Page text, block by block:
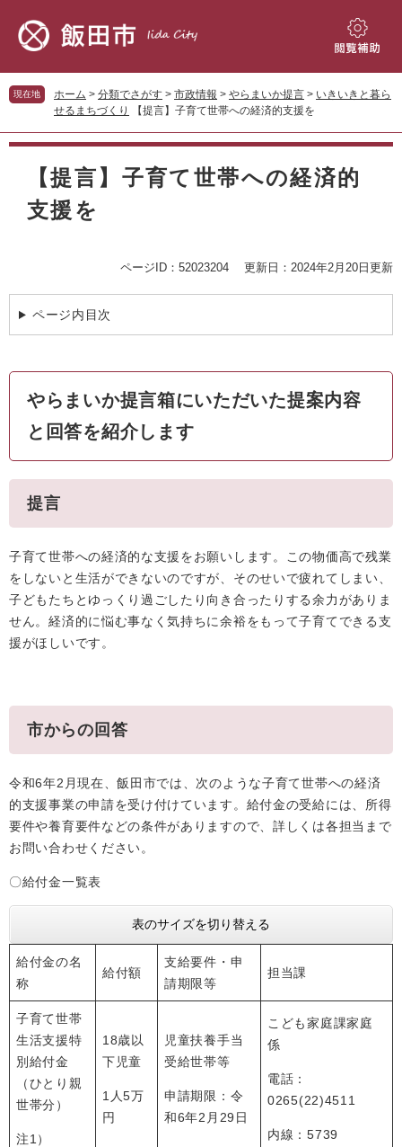
先
頭
す。
を
飛
し
閲
補
現在地 ホーム > 分類でさがす > 市政情報 > やらまいか提言 > いきいきと暮ら
せるまちづくり
【提言】子育て世帯への経済的支援を
本
【提言】子育て世帯への経済的
支援を
ページID：52023204 更新日：2024年2月20日更新
ページ内目次
やらまいか提言箱にいただいた提案内容
と回答を紹介します
提言
子育て世帯への経済的な支援をお願いします。この物価高で残業
をしないと生活ができないのですが、そのせいで疲れてしまい、
子どもたちとゆっくり過ごしたり向き合ったりする余力がありま
せん。経済的に悩む事なく気持ちに余裕をもって子育てできる支
援がほしいです。
市からの回答
令和6年2月現在、飯田市では、次のような子育て世帯への経済
的支援事業の申請を受け付けています。給付金の受給には、所得
要件や養育要件などの条件がありますので、詳しくは各担当まで
お問い合わせください。
〇給付金一覧表
表のサイズを切り替える
給付金の名
称
給付額
支給要件・申
請期限等
担当課
子育て世帯
生活支援特
別給付金
（ひとり親
世帯分）
注1）
18歳以
下児童
1人5万
円
児童扶養手当
受給世帯等
申請期限：令
和6年2月29日
こども家庭課家庭
係
電話：
0265(22)4511
内線：5739